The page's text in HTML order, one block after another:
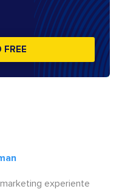
FREE
experiente